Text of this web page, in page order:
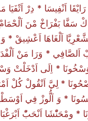
اَنْفِيسَا * دِرْ اَتْفَيَا
سَفَّا بَفْرَاخْ مْنَ
اَلْغَاهَا اَعْشِيقْ *
اَلصَّافِي * وَرَا مَنْ
وَسْخُونَا * اِلَى اَدْخَلْتْ
* لِيَّ اَتْقُولْ كُلْ
* وَ اَلُّوزْ فِي
* ومْحَنّْشَا اَنْحَبّْ